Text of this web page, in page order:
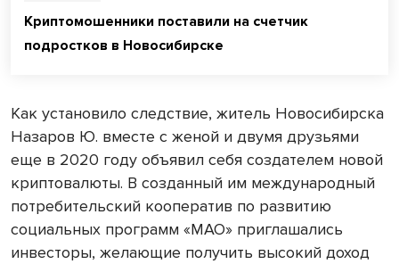
Криптомошенники поставили на счетчик
подростков в Новосибирске
Как установило следствие, житель Новосибирска
Назаров Ю. вместе с женой и двумя друзьями
еще в 2020 году объявил себя создателем новой
криптовалюты. В созданный им международный
потребительский кооператив по развитию
социальных программ «МАО» приглашались
инвесторы, желающие получить высокий доход